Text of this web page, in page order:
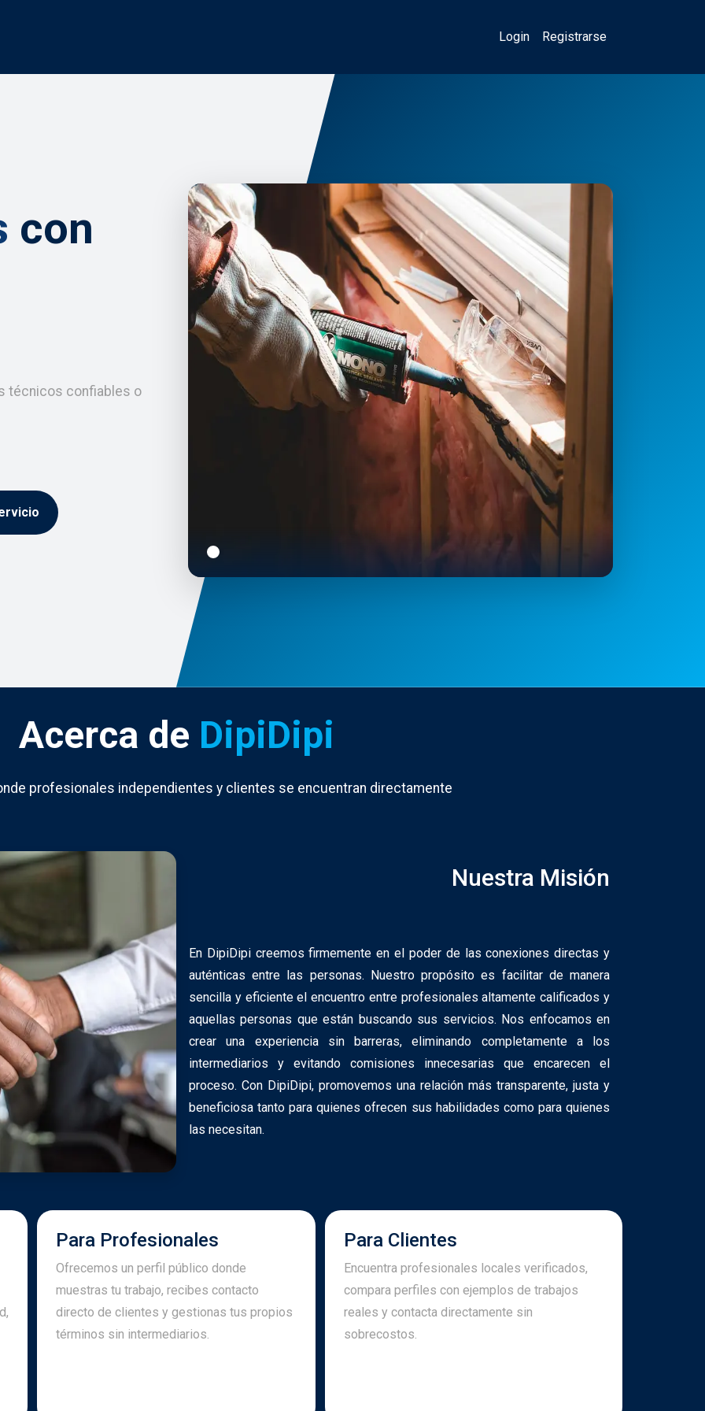
Login Registrarse
con
técnicos confiables o
Acerca de DipiDipi
profesionales independientes y clientes se encuentran directamente
Nuestra Misión
En DipiDipi creemos firmemente en el poder de las conexiones directas y
auténticas entre las personas. Nuestro propósito es facilitar de manera
sencilla y eficiente el encuentro entre profesionales altamente calificados y
aquellas personas que están buscando sus servicios. Nos enfocamos en
crear una experiencia sin barreras, eliminando completamente a los
intermediarios y evitando comisiones innecesarias que encarecen el
proceso. Con DipiDipi, promovemos una relación más transparente, justa y
beneficiosa tanto para quienes ofrecen sus habilidades como para quienes
las necesitan.
Para Profesionales
Ofrecemos un perfil público donde
muestras tu trabajo, recibes contacto
directo de clientes y gestionas tus propios
términos sin intermediarios.
Para Clientes
Encuentra profesionales locales verificados,
compara perfiles con ejemplos de trabajos
reales y contacta directamente sin
sobrecostos.